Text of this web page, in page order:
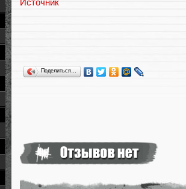
Источник
Поделиться…